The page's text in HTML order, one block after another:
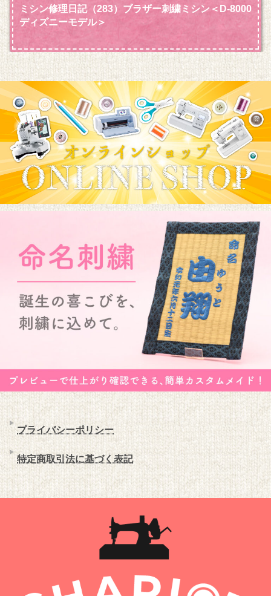
ミシン修理日記（283）ブラザー刺繍ミシン＜D‐8000
ディズニーモデル＞
プライバシーポリシー
特定商取引法に基づく表記